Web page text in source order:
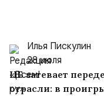
Илья Пискулин
28 июля
ЦБ затевает
отрасли: в